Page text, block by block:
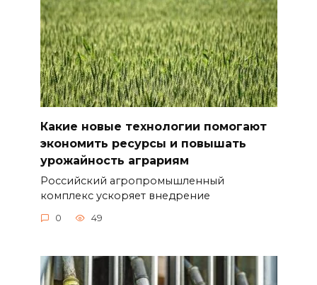
Какие новые технологии помогают
экономить ресурсы и повышать
урожайность аграриям
Российский агропромышленный
комплекс ускоряет внедрение
0 49